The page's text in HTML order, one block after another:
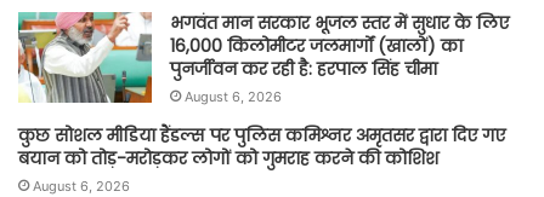
भगवंत मान सरकार भूजल स्तर में सुधार के लिए
16,000 किलोमीटर जलमार्गों (खालों) का
पुनर्जीवन कर रही है: हरपाल सिंह चीमा
August 6, 2026
कुछ सोशल मीडिया हैंडल्स पर पुलिस कमिश्नर अमृतसर द्वारा दिए गए
बयान को तोड़-मरोड़कर लोगों को गुमराह करने की कोशिश
August 6, 2026